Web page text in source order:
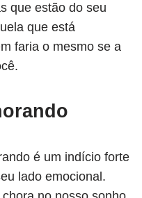
que estão do seu
que está
faria o mesmo se a
é um indício forte
lado emocional.